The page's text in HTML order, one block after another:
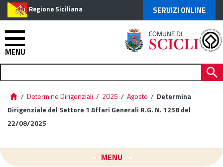
Regione Siciliana SERVIZI ONLINE
MENU
/ Determine Dirigenziali / 2025 / Agosto / Determina
Dirigenziale del Settore 1 Affari Generali R.G. N. 1258 del
22/08/2025
MENU